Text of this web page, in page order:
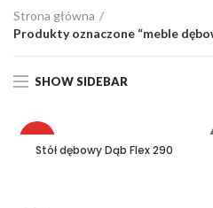
Strona główna
Produkty oznaczone “meble
SHOW SIDEBAR
Stół dębowy Dąb Flex 290